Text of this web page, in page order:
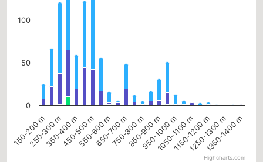
150-200 m
250-300 m350-400 m450-500 m550-600 m650-700 m750-800 m850-900 m
950-1000 m
1050-1100 m
1150-1200 m
1250-1300 m
1350-1400 m
0
50
100
Highcharts.com